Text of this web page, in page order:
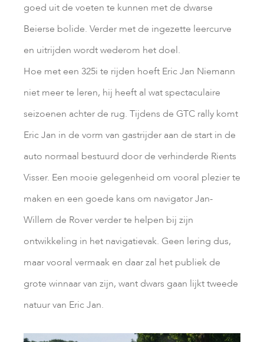
goed uit de voeten te kunnen met de dwarse
Beierse bolide. Verder met de ingezette leercurve
en uitrijden wordt wederom het doel.
Hoe met een 325i te rijden hoeft Eric Jan Niemann
niet meer te leren, hij heeft al wat spectaculaire
seizoenen achter de rug. Tijdens de GTC rally komt
Eric Jan in de vorm van gastrijder aan de start in de
auto normaal bestuurd door de verhinderde Rients
Visser. Een mooie gelegenheid om vooral plezier te
maken en een goede kans om navigator Jan-
Willem de Rover verder te helpen bij zijn
ontwikkeling in het navigatievak. Geen lering dus,
maar vooral vermaak en daar zal het publiek de
grote winnaar van zijn, want dwars gaan lijkt tweede
natuur van Eric Jan.